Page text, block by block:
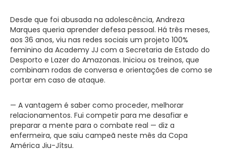
Desde que foi abusada na adolescência, Andreza
Marques queria aprender defesa pessoal. Há três meses,
aos 36 anos, viu nas redes sociais um projeto 100%
feminino da Academy JJ com a Secretaria de Estado do
Desporto e Lazer do Amazonas. Iniciou os treinos, que
combinam rodas de conversa e orientações de como se
portar em caso de ataque.
— A vantagem é saber como proceder, melhorar
relacionamentos. Fui competir para me desafiar e
preparar a mente para o combate real — diz a
enfermeira, que saiu campeã neste mês da Copa
América Jiu-Jítsu.